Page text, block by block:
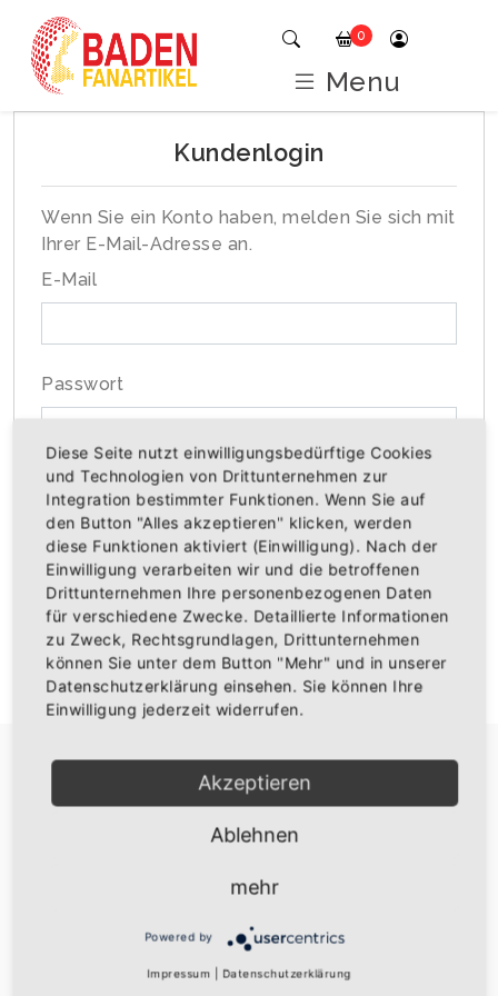
Kundenlogin
Wenn Sie ein Konto haben, melden Sie sich mit
Ihrer E-Mail-Adresse an.
E-Mail
Passwort
Passwort vergessen?
ANMELDEN
Don't have an account?Ein Konto erstellen
Die besten Baden Fanartikel
0
Menu
Diese Seite nutzt einwilligungsbedürftige Cookies
und Technologien von Drittunternehmen zur
Integration bestimmter Funktionen. Wenn Sie auf
den Button "Alles akzeptieren" klicken, werden
diese Funktionen aktiviert (Einwilligung). Nach der
Einwilligung verarbeiten wir und die betroffenen
Drittunternehmen Ihre personenbezogenen Daten
für verschiedene Zwecke. Detaillierte Informationen
zu Zweck, Rechtsgrundlagen, Drittunternehmen
können Sie unter dem Button "Mehr" und in unserer
Datenschutzerklärung einsehen. Sie können Ihre
Einwilligung jederzeit widerrufen.
Akzeptieren
Ablehnen
mehr
Powered by
Impressum Datenschutzerklärung